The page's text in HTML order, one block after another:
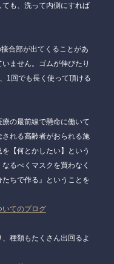
も、洗って内側にすれば
合部が出てくることがあ
ません。ゴムが伸びたり
1回でも長く使って頂ける
の最前線で懸命に働いて
れる高齢者がおられる施
を 【何とかしたい】
という
なるべくマスクを買わなく
ちで作る』
ということを
いてのブログ
種類もたくさん出回るよ